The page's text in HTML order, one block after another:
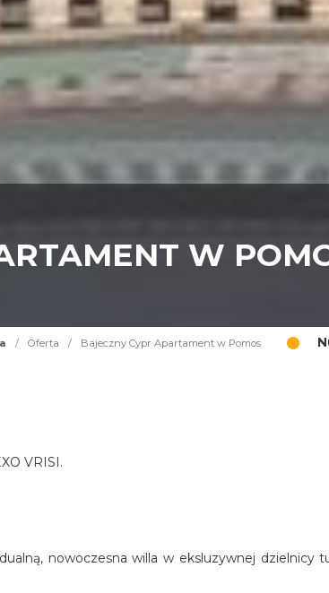
W
/ Oferta / Bajeczny Cypr Apartament w Pomos
VRISI.
nowoczesna willa w eksluzywnej dzielnicy